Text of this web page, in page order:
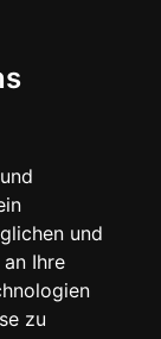
und
Ihre
zu